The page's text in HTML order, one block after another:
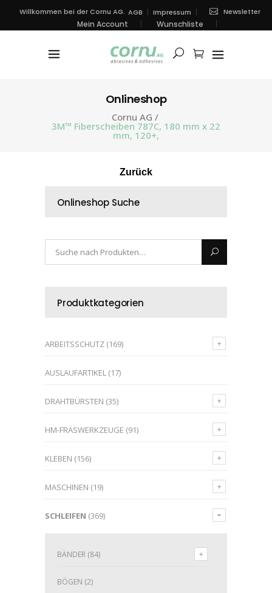
Willkommen bei der Cornu AG. AGB Impressum Newsletter
Mein Account Wunschliste
Onlineshop
Cornu AG /
3M™ Fiberscheiben 787C, 180 mm x 22
mm, 120+,
Zurück
Onlineshop Suche
Produktkategorien
ARBEITSSCHUTZ (169)
AUSLAUFARTIKEL (17)
DRAHTBÜRSTEN (35)
HM-FRÄSWERKZEUGE (91)
KLEBEN (156)
MASCHINEN (19)
SCHLEIFEN (369)
BÄNDER (84)
BÖGEN (2)